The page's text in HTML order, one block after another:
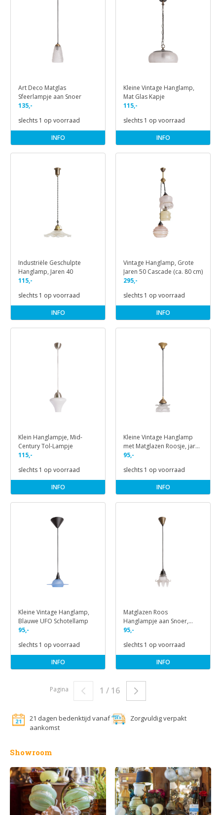
Art Deco Matglas
Sfeerlampje aan Snoer
135,-
slechts 1 op voorraad
INFO
Kleine Vintage Hanglamp,
Mat Glas Kapje
115,-
slechts 1 op voorraad
INFO
Industriële Geschulpte
Hanglamp, Jaren 40
115,-
slechts 1 op voorraad
INFO
Vintage Hanglamp, Grote
Jaren 50 Cascade (ca. 80 cm)
295,-
slechts 1 op voorraad
INFO
Klein Hanglampje, Mid-
Century Tol-Lampje
115,-
slechts 1 op voorraad
INFO
Kleine Vintage Hanglamp
met Matglazen Roosje, jaren
40
95,-
slechts 1 op voorraad
INFO
Kleine Vintage Hanglamp,
Blauwe UFO Schotellamp
95,-
slechts 1 op voorraad
INFO
Matglazen Roos
Hanglampje aan Snoer,
Jaren 40
95,-
slechts 1 op voorraad
INFO
1 / 16
Pagina
21 dagen bedenktijd vanaf
aankomst
Zorgvuldig verpakt
Showroom